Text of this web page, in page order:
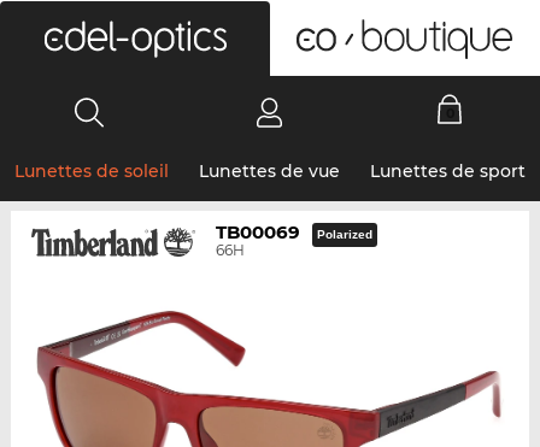
Lunettes de soleil Lunettes de vue Lunettes de sport
TB00069
66H
Polarized